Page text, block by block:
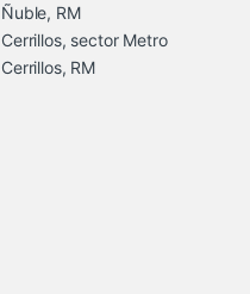
Ñuble, RM
Cerrillos, sector Metro
Cerrillos, RM